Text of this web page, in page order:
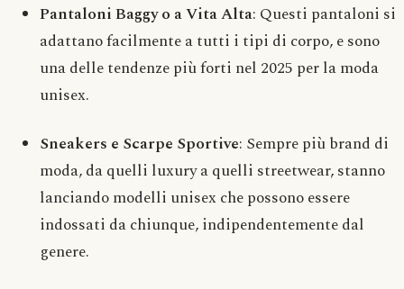
Pantaloni Baggy o a Vita Alta: Questi pantaloni si
adattano facilmente a tutti i tipi di corpo, e sono
una delle tendenze più forti nel 2025 per la moda
unisex.
Sneakers e Scarpe Sportive: Sempre più brand di
moda, da quelli luxury a quelli streetwear, stanno
lanciando modelli unisex che possono essere
indossati da chiunque, indipendentemente dal
genere.